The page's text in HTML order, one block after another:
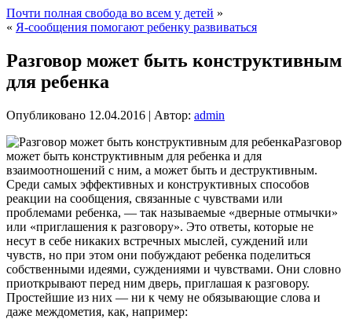
Почти полная свобода во всем у детей »
« Я-сообщения помогают ребенку развиваться
Разговор может быть конструктивным
для ребенка
Опубликовано 12.04.2016 | Автор: admin
Разговор
может быть конструктивным для ребенка и для
взаимоотношений с ним, а может быть и деструктивным.
Среди самых эффективных и конструктивных способов
реакции на сообщения, связанные с чувствами или
проблемами ребенка, — так называемые «дверные отмычки»
или «приглашения к разговору». Это ответы, которые не
несут в себе никаких встречных мыслей, суждений или
чувств, но при этом они побуждают ребенка поделиться
собственными идеями, суждениями и чувствами. Они словно
приоткрывают перед ним дверь, приглашая к разговору.
Простейшие из них — ни к чему не обязывающие слова и
даже междометия, как, например: